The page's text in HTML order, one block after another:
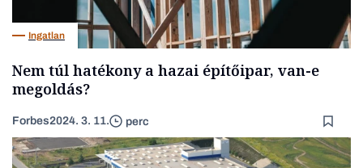
Ingatlan
Nem túl hatékony a hazai építőipar, van-e
megoldás?
Forbes2024. 3. 11. perc